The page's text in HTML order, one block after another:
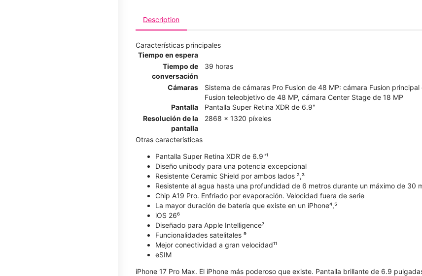
Description
Características principales
Tiempo en espera
Tiempo de
conversación
39 horas
Cámaras
Sistema de cámaras Pro Fusion de 48 MP: cámara Fusion
Fusion teleobjetivo de 48 MP, cámara Center Stage de 18 MP
Pantalla
Pantalla Super Retina XDR de 6.9"
Resolución de la
pantalla
2868 x 1320 píxeles
Otras características
Pantalla Super Retina XDR de 6.9"¹
Diseño unibody para una potencia excepcional
Resistente Ceramic Shield por ambos lados ²,³
Resistente al agua hasta una profundidad de 6 metros durante un máximo de 30
Chip A19 Pro. Enfriado por evaporación. Velocidad fuera de serie
La mayor duración de batería que existe en un iPhone⁴,⁵
iOS 26⁶
Diseñado para Apple Intelligence⁷
Funcionalidades satelitales ⁹
Mejor conectividad a gran velocidad¹¹
eSIM
iPhone 17 Pro Max. El iPhone más poderoso que existe. Pantalla brillante de 6.9